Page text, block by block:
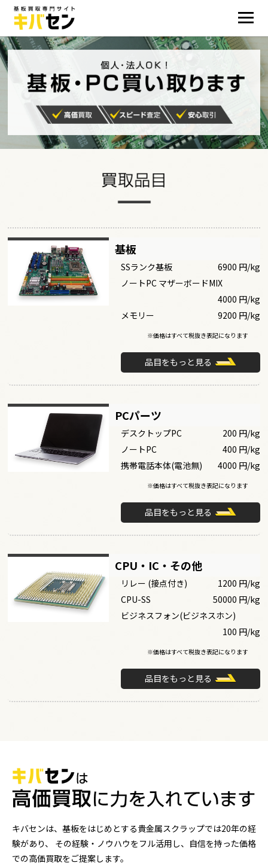
基板
SSランク基板
6900 円/kg
ノートPC マザーボードMIX
4000 円/kg
メモリー
9200 円/kg
※価格はすべて税抜き表記になります
品目をもっと見る
PCパーツ
デスクトップPC
200 円/kg
ノートPC
400 円/kg
携帯電話本体(電池無)
4000 円/kg
※価格はすべて税抜き表記になります
品目をもっと見る
CPU・IC・その他
リレー (接点付き)
1200 円/kg
CPU-SS
50000 円/kg
ビジネスフォン(ビジネスホン)
100 円/kg
※価格はすべて税抜き表記になります
品目をもっと見る
キバセンは、基板をはじめとする貴金属スクラップでは20年の経
験があり、
その経験・ノウハウをフル活用し、自信を持った価格
での高価買取をご提案します。